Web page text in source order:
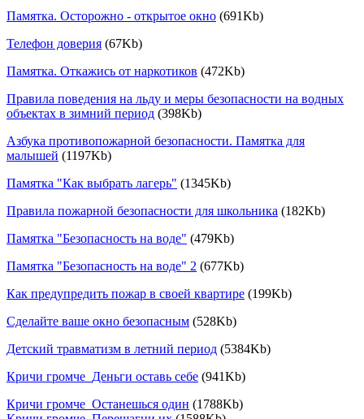
Памятка. Осторожно - открытое окно (691Kb)
Телефон доверия (67Kb)
Памятка. Откажись от наркотиков (472Kb)
Правила поведения на льду и меры безопасности на водных
объектах в зимний период (398Kb)
Азбука противопожарной безопасности. Памятка для
малышей (1197Kb)
Памятка "Как выбрать лагерь" (1345Kb)
Правила пожарной безопасности для школьника (182Kb)
Памятка "Безопасность на воде" (479Kb)
Памятка "Безопасность на воде" 2 (677Kb)
Как предупредить пожар в своей квартире (199Kb)
Сделайте ваше окно безопасным (528Kb)
Детский травматизм в летний период (5384Kb)
Кричи громче_Деньги оставь себе (941Kb)
Кричи громче_Останешься один (1788Kb)